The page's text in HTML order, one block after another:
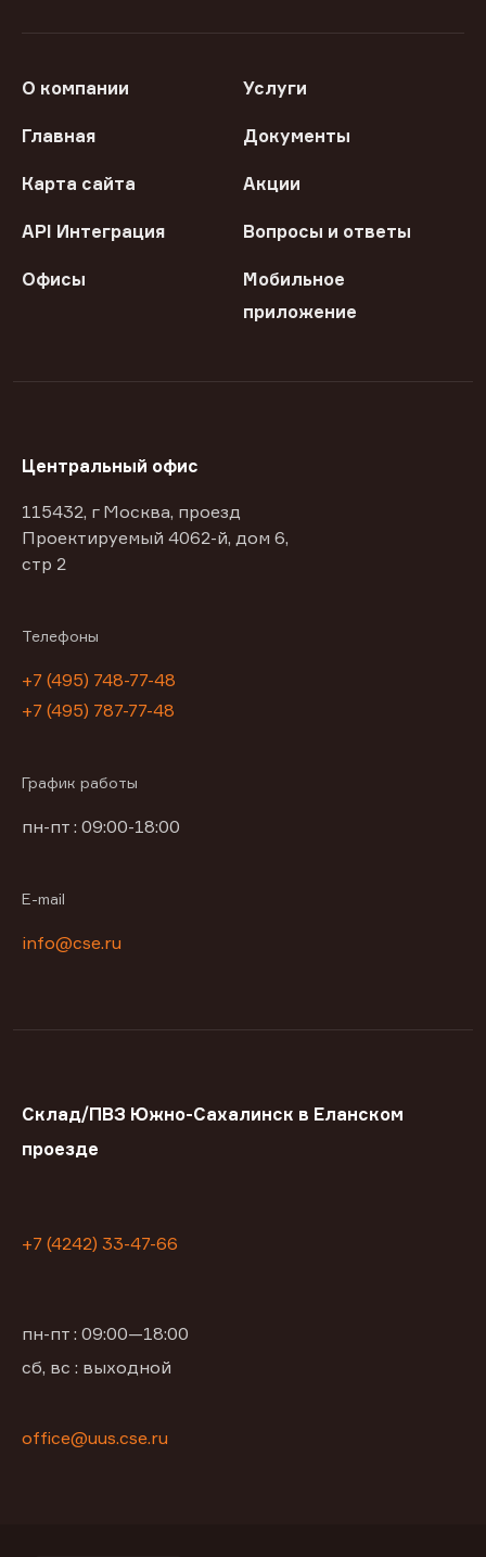
О компании Услуги
Главная Документы
Карта сайта Акции
API Интеграция Вопросы и ответы
Офисы
Мобильное
приложение
Центральный офис
115432, г Москва, проезд
Проектируемый 4062-й, дом 6,
стр 2
Телефоны
+7 (495) 748-77-48
+7 (495) 787-77-48
График работы
пн-пт : 09:00-18:00
E-mail
info@cse.ru
Склад/ПВЗ Южно-Сахалинск в Еланском
проезде
+7 (4242) 33-47-66
пн-пт : 09:00—18:00
сб, вс : выходной
office@uus.cse.ru